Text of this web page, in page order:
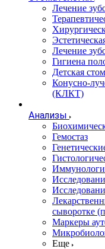
Лечение
Лечение
Гигиена
Детская
Конусно-
(КЛКТ)
Анализы
Гемостаз
сыворотке
Маркеры
Еще